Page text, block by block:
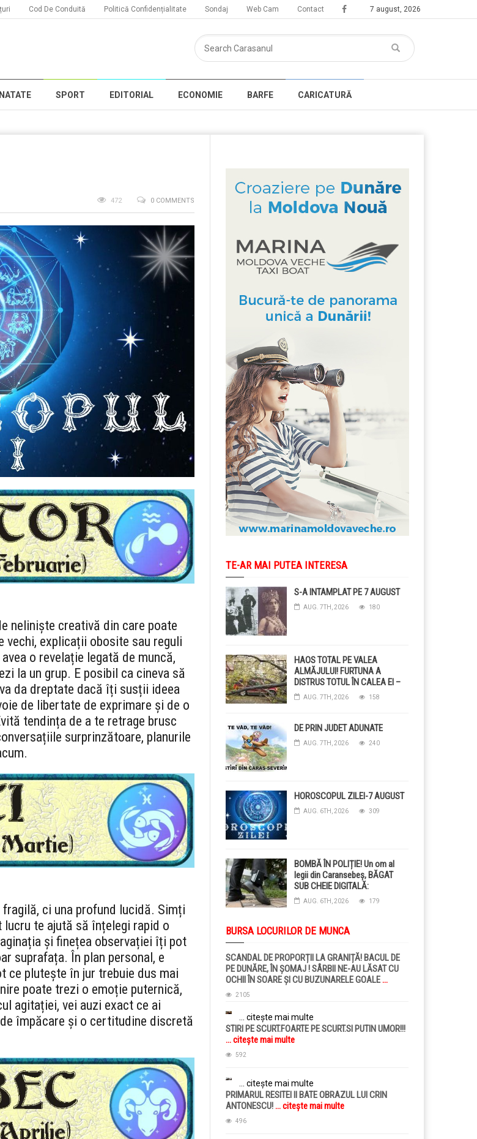
7 august, 2026
Cod De Conduită Politică Confidențialitate Sondaj Web Cam Contact
SPORT EDITORIAL ECONOMIE BARFE CARICATURĂ
0 COMMENTS
472
neliniște creativă din care poate
vechi, explicații obosite sau reguli
o revelație legată de muncă,
la un grup. E posibil ca cineva să
da dreptate dacă îți susții ideea
de libertate de exprimare și de o
tendința de a te retrage brusc
surprinzătoare, planurile
ci una profund lucidă. Simți
lucru te ajută să înțelegi rapid o
și finețea observației îți pot
suprafața. În plan personal, e
ce plutește în jur trebuie dus mai
poate trezi o emoție puternică,
agitației, vei auzi exact ce ai
împăcare și o certitudine discretă
TE-AR MAI PUTEA INTERESA
S-A INTAMPLAT PE 7 AUGUST
AUG. 7TH, 2026 180
HAOS TOTAL PE VALEA
ALMĂJULUI! FURTUNA A
DISTRUS TOTUL ÎN CALEA EI –
COPACI CĂZUȚI, DRUMURI
BLOCAȚE, CURENT TĂIAT ȘI
GRINDINĂ!
AUG. 7TH, 2026 158
DE PRIN JUDET ADUNATE
AUG. 7TH, 2026 240
HOROSCOPUL ZILEI-7 AUGUST
AUG. 6TH, 2026 309
BOMBĂ ÎN POLIȚIE! Un om al
legii din Caransebeș, BĂGAT
SUB CHEIE DIGITALĂ:
Judecătorii i-au pus BRĂȚARĂ
ELECTRONICĂ la picior!
AUG. 6TH, 2026 179
BURSA LOCURILOR DE MUNCA
SCANDAL DE PROPORȚII LA GRANIȚĂ! BACUL DE
PE DUNĂRE, ÎN ȘOMAJ ! SÂRBII NE-AU LĂSAT CU
OCHII ÎN SOARE ȘI CU BUZUNARELE GOALE...
citește mai multe
2105
... citește mai multe
STIRI PE SCURT.FOARTE PE SCURT.SI PUTIN UMOR!!!
... citește mai multe
592
... citește mai multe
PRIMARUL RESITEI II BATE OBRAZUL LUI CRIN
ANTONESCU!... citește mai multe
496